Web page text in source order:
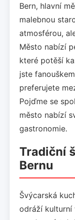
Bern, hlavní
malebnou
atmosférou,
Město nabízí
které potěší
jste
preferujete
Pojďme se
město nabízí
gastronomie.
Tradiční
Bernu
Švýcarská
odráží kulturní